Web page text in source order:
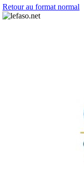
Retour au format normal